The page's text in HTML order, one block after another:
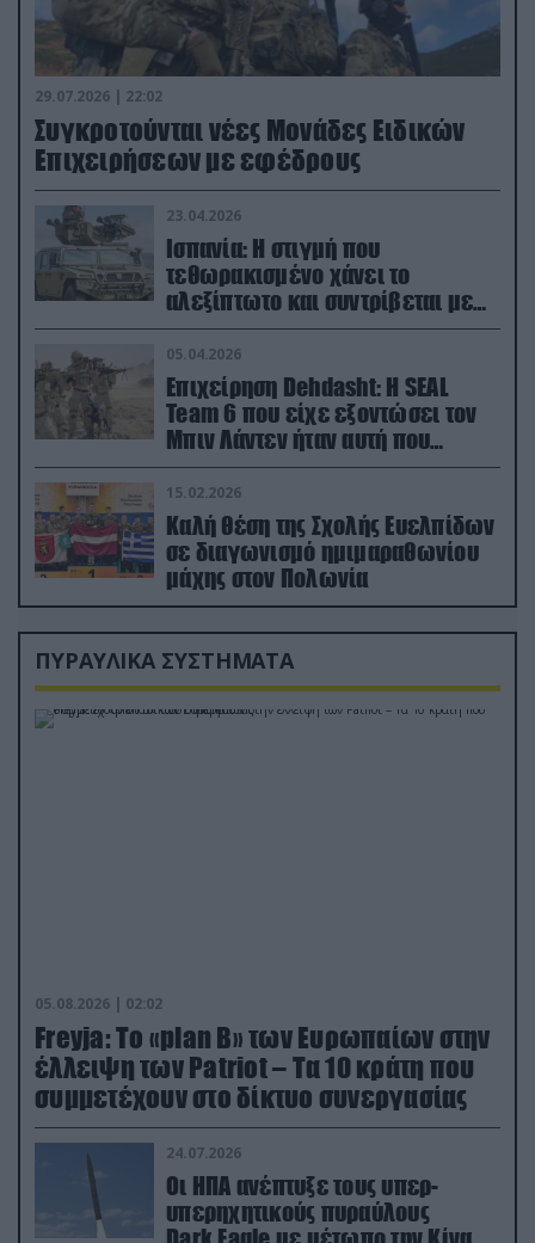
29.07.2026 | 22:02
Συγκροτούνται νέες Μονάδες Ειδικών
Επιχειρήσεων με εφέδρους
23.04.2026
Ισπανία: Η στιγμή που
τεθωρακισμένο χάνει το
αλεξίπτωτο και συντρίβεται με
ορμή στο έδαφος (βίντεο)
05.04.2026
Επιχείρηση Dehdasht: Η SEAL
Team 6 που είχε εξοντώσει τον
Μπιν Λάντεν ήταν αυτή που
διέσωσε τον πιλότο του F-15
15.02.2026
Καλή θέση της Σχολής Ευελπίδων
σε διαγωνισμό ημιμαραθωνίου
μάχης στον Πολωνία
ΠΥΡΑΥΛΙΚΑ ΣΥΣΤΗΜΑΤΑ
05.08.2026 | 02:02
Freyja: Το «plan Β» των Ευρωπαίων στην
έλλειψη των Patriot – Τα 10 κράτη που
συμμετέχουν στο δίκτυο συνεργασίας
24.07.2026
Οι ΗΠΑ ανέπτυξε τους υπερ-
υπερηχητικούς πυραύλους